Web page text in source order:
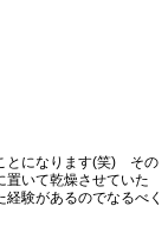
とになります(笑) その
置いて乾燥させていた
験があるのでなるべく